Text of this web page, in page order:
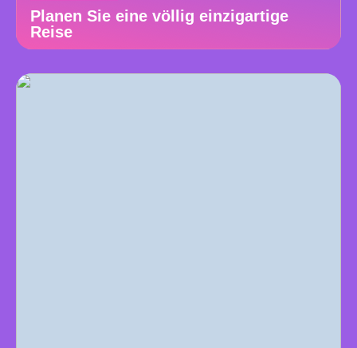
Planen Sie eine völlig einzigartige
Reise